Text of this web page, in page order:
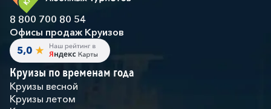
8 800 700 80 54
Офисы продаж Круизов
Круизы по временам года
Круизы весной
Круизы летом